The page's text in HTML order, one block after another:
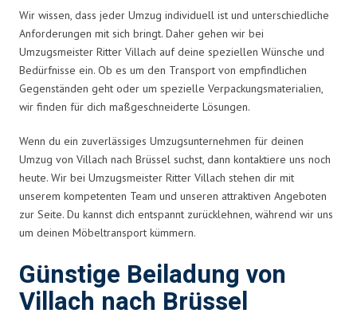
Wir wissen, dass jeder Umzug individuell ist und unterschiedliche
Anforderungen mit sich bringt. Daher gehen wir bei
Umzugsmeister Ritter Villach auf deine speziellen Wünsche und
Bedürfnisse ein. Ob es um den Transport von empfindlichen
Gegenständen geht oder um spezielle Verpackungsmaterialien,
wir finden für dich maßgeschneiderte Lösungen.
Wenn du ein zuverlässiges Umzugsunternehmen für deinen
Umzug von Villach nach Brüssel suchst, dann kontaktiere uns noch
heute. Wir bei Umzugsmeister Ritter Villach stehen dir mit
unserem kompetenten Team und unseren attraktiven Angeboten
zur Seite. Du kannst dich entspannt zurücklehnen, während wir uns
um deinen Möbeltransport kümmern.
Günstige Beiladung von
Villach nach Brüssel